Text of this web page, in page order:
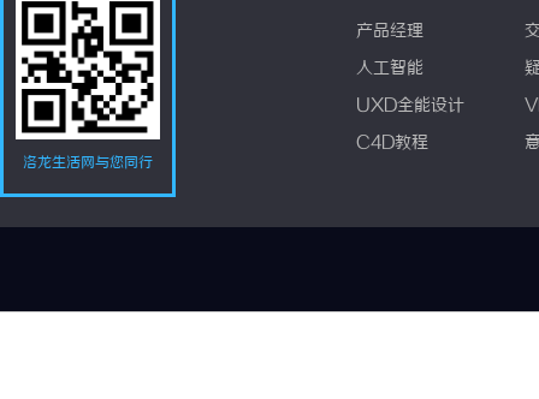
洛龙生活网与您同行
产品经理
人工智能
UXD全能设计
C4D教程